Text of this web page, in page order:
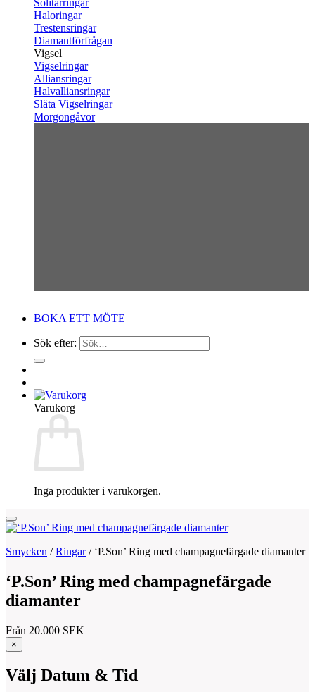
Solitärringar
Haloringar
Trestensringar
Diamantförfrågan
Vigsel
Vigselringar
Alliansringar
Halvalliansringar
Släta Vigselringar
Morgongåvor
BOKA ETT MÖTE
Sök efter:
Varukorg
Inga produkter i varukorgen.
Smycken /Ringar/ ‘P.Son’ Ring med champagnefärgade diamanter
‘P.Son’ Ring med champagnefärgade
diamanter
Från 20.000 SEK
×
Välj Datum & Tid